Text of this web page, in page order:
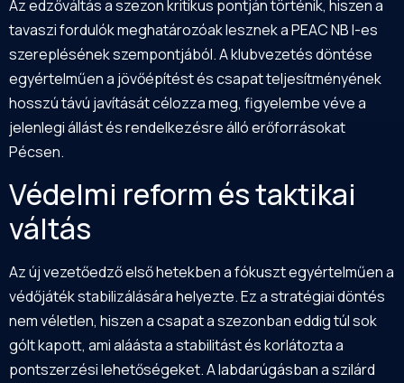
Az edzőváltás a szezon kritikus pontján történik, hiszen a
tavaszi fordulók meghatározóak lesznek a PEAC NB I-es
szereplésének szempontjából. A klubvezetés döntése
egyértelműen a jövőépítést és csapat teljesítményének
hosszú távú javítását célozza meg, figyelembe véve a
jelenlegi állást és rendelkezésre álló erőforrásokat
Pécsen.
Védelmi reform és taktikai
váltás
Az új vezetőedző első hetekben a fókuszt egyértelműen a
védőjáték stabilizálására helyezte. Ez a stratégiai döntés
nem véletlen, hiszen a csapat a szezonban eddig túl sok
gólt kapott, ami aláásta a stabilitást és korlátozta a
pontszerzési lehetőségeket. A labdarúgásban a szilárd